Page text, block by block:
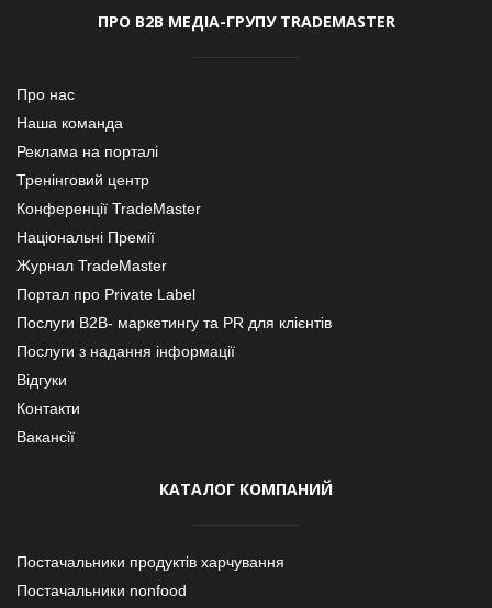
ПРО В2В МЕДІА-ГРУПУ TRADEMASTER
Про нас
Наша команда
Реклама на порталі
Тренінговий центр
Конференції TradeMaster
Національні Премії
Журнал TradeMaster
Портал про Private Label
Послуги В2В- маркетингу та PR для клієнтів
Послуги з надання інформації
Відгуки
Контакти
Вакансії
КАТАЛОГ КОМПАНИЙ
Постачальники продуктів харчування
Постачальники nonfood